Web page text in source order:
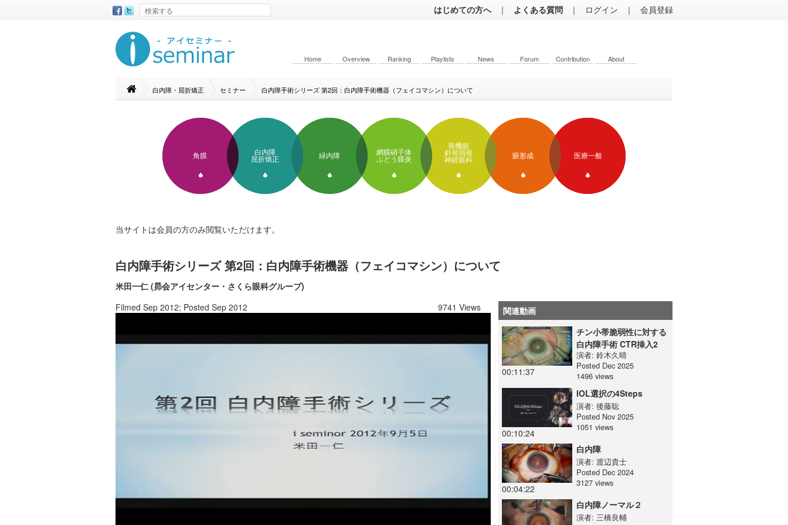
はじめての方へ ｜ よくある質問 ｜ ログイン ｜ 会員登録
Home Overview Ranking Playlists News Forum Contribution About
白内障・屈折矯正 セミナー 白内障手術シリーズ 第2回：白内障手術機器（フェイコマシン）について
角膜
白内障
屈折矯正
緑内障
網膜硝子体
ぶどう膜炎
視機能
斜視弱視
神経眼科
眼形成 医療一般
当サイトは会員の方のみ閲覧いただけます。
白内障手術シリーズ 第2回：白内障手術機器（フェイコマシン）について
米田一仁 (昴会アイセンター・さくら眼科グループ)
Filmed Sep 2012; Posted Sep 2012
9741 Views 関連動画
00:11:37
チン小帯脆弱性に対する
白内障手術 CTR挿入2
(Heads-up surgery)
演者:鈴木久晴
Posted Dec 2025
1496 views
00:10:24
IOL選択の4Steps
演者:後藤聡
Posted Nov 2025
1051 views
00:04:22
白内障
演者:渡辺貴士
Posted Dec 2024
3127 views
白内障ノーマル２
演者: 三橋良輔